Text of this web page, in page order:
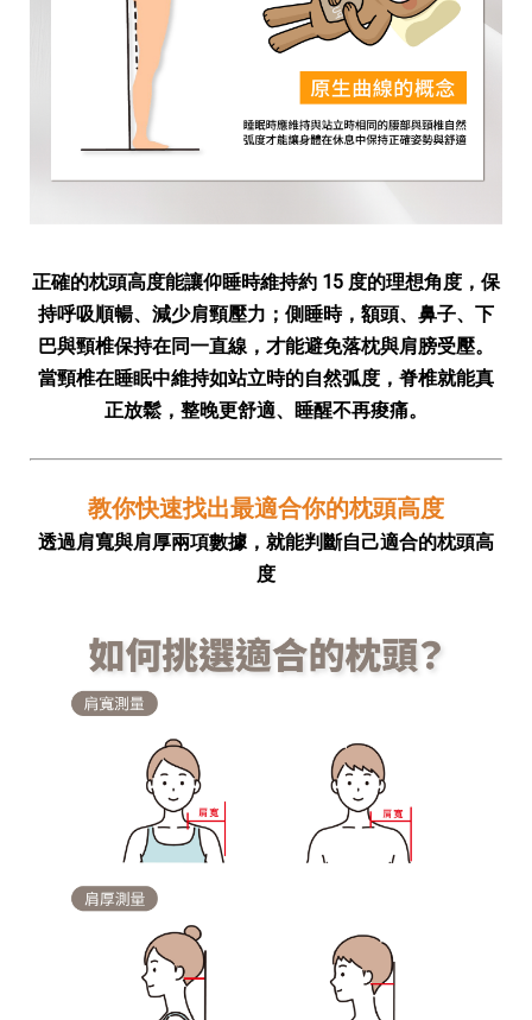
正確的枕頭高度能讓仰睡時維持約 15 度的理想角度，保
持呼吸順暢、減少肩頸壓力；側睡時，額頭、鼻子、下
巴與頸椎保持在同一直線，才能避免落枕與肩膀受壓。
當頸椎在睡眠中維持如站立時的自然弧度，脊椎就能真
正放鬆，整晚更舒適、睡醒不再痠痛。
教你快速找出最適合你的枕頭高度
透過肩寬與肩厚兩項數據，就能判斷自己適合的枕頭高
度